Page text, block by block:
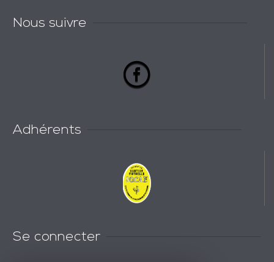
Nous suivre
Adhérents
Se connecter